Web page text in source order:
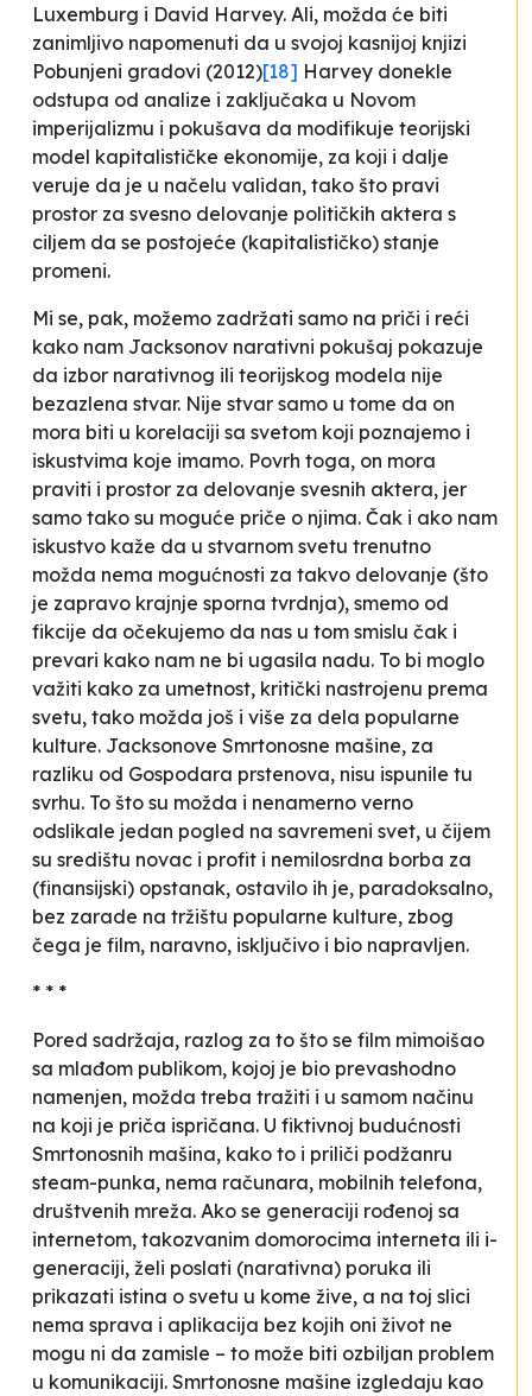
Luxemburg i David Harvey. Ali, možda će biti
zanimljivo napomenuti da u svojoj kasnijoj knjizi
Pobunjeni gradovi (2012)[18] Harvey donekle
odstupa od analize i zaključaka u Novom
imperijalizmu i pokušava da modifikuje teorijski
model kapitalističke ekonomije, za koji i dalje
veruje da je u načelu validan, tako što pravi
prostor za svesno delovanje političkih aktera s
ciljem da se postojeće (kapitalističko) stanje
promeni.
Mi se, pak, možemo zadržati samo na priči i reći
kako nam Jacksonov narativni pokušaj pokazuje
da izbor narativnog ili teorijskog modela nije
bezazlena stvar. Nije stvar samo u tome da on
mora biti u korelaciji sa svetom koji poznajemo i
iskustvima koje imamo. Povrh toga, on mora
praviti i prostor za delovanje svesnih aktera, jer
samo tako su moguće priče o njima. Čak i ako nam
iskustvo kaže da u stvarnom svetu trenutno
možda nema mogućnosti za takvo delovanje (što
je zapravo krajnje sporna tvrdnja), smemo od
fikcije da očekujemo da nas u tom smislu čak i
prevari kako nam ne bi ugasila nadu. To bi moglo
važiti kako za umetnost, kritički nastrojenu prema
svetu, tako možda još i više za dela popularne
kulture. Jacksonove Smrtonosne mašine, za
razliku od Gospodara prstenova, nisu ispunile tu
svrhu. To što su možda i nenamerno verno
odslikale jedan pogled na savremeni svet, u čijem
su središtu novac i profit i nemilosrdna borba za
(finansijski) opstanak, ostavilo ih je, paradoksalno,
bez zarade na tržištu popularne kulture, zbog
čega je film, naravno, isključivo i bio napravljen.
* * *
Pored sadržaja, razlog za to što se film mimoišao
sa mlađom publikom, kojoj je bio prevashodno
namenjen, možda treba tražiti i u samom načinu
na koji je priča ispričana. U fiktivnoj budućnosti
Smrtonosnih mašina, kako to i priliči podžanru
steam-punka, nema računara, mobilnih telefona,
društvenih mreža. Ako se generaciji rođenoj sa
internetom, takozvanim domorocima interneta ili i-
generaciji, želi poslati (narativna) poruka ili
prikazati istina o svetu u kome žive, a na toj slici
nema sprava i aplikacija bez kojih oni život ne
mogu ni da zamisle – to može biti ozbiljan problem
u komunikaciji. Smrtonosne mašine izgledaju kao